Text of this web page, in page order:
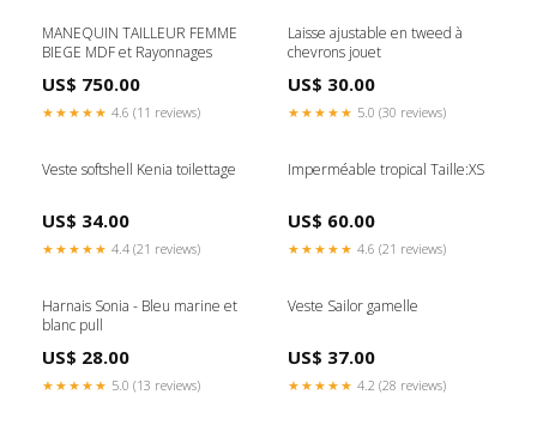
MANEQUIN TAILLEUR FEMME
BIEGE MDF et Rayonnages
US$ 750.00
★★★★★ 4.6 (11 reviews)
Laisse ajustable en tweed à
chevrons jouet
US$ 30.00
★★★★★ 5.0 (30 reviews)
Veste softshell Kenia toilettage
US$ 34.00
★★★★★ 4.4 (21 reviews)
Imperméable tropical Taille:XS
US$ 60.00
★★★★★ 4.6 (21 reviews)
Harnais Sonia - Bleu marine et
blanc pull
US$ 28.00
★★★★★ 5.0 (13 reviews)
Veste Sailor gamelle
US$ 37.00
★★★★★ 4.2 (28 reviews)